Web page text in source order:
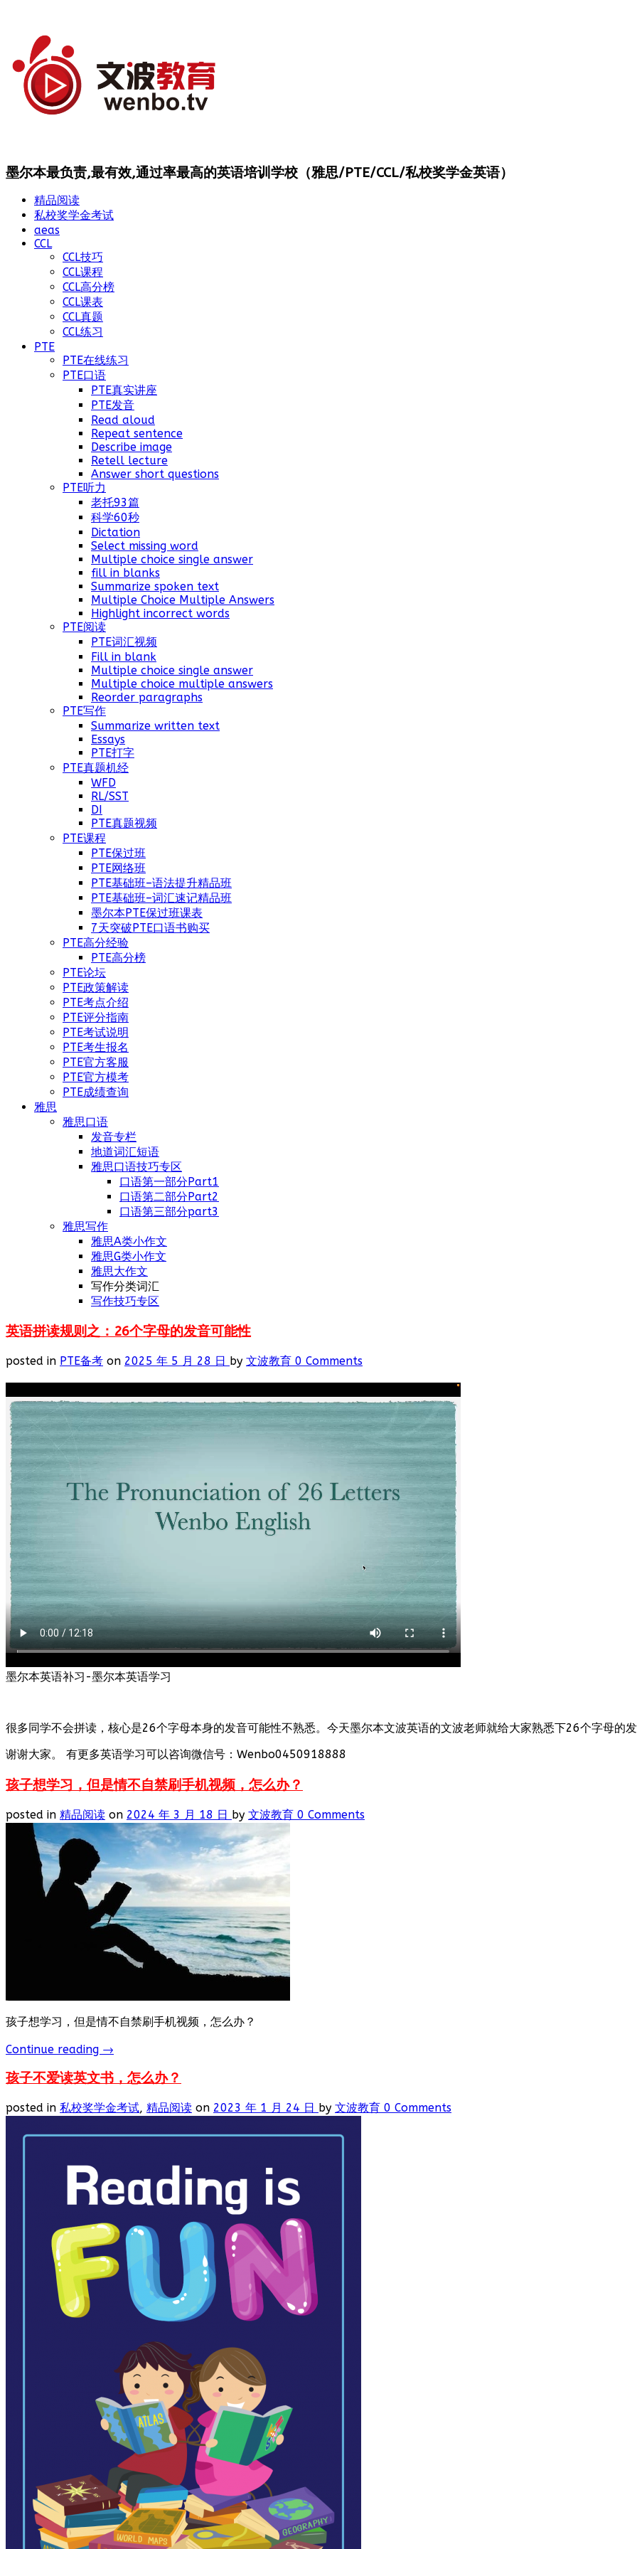
墨尔本最负责,最有效,通过率最高的英语培训学校（雅思/PTE/CCL/私校奖学金英语）
精品阅读
私校奖学金考试
aeas
CCL
CCL技巧
CCL课程
CCL高分榜
CCL课表
CCL真题
CCL练习
PTE
PTE在线练习
PTE口语
PTE真实讲座
PTE发音
Read aloud
Repeat sentence
Describe image
Retell lecture
Answer short questions
PTE听力
老托93篇
科学60秒
Dictation
Select missing word
Multiple choice single answer
fill in blanks
Summarize spoken text
Multiple Choice Multiple Answers
Highlight incorrect words
PTE阅读
PTE词汇视频
Fill in blank
Multiple choice single answer
Multiple choice multiple answers
Reorder paragraphs
PTE写作
Summarize written text
Essays
PTE打字
PTE真题机经
WFD
RL/SST
DI
PTE真题视频
PTE课程
PTE保过班
PTE网络班
PTE基础班–语法提升精品班
PTE基础班–词汇速记精品班
墨尔本PTE保过班课表
7天突破PTE口语书购买
PTE高分经验
PTE高分榜
PTE论坛
PTE政策解读
PTE考点介绍
PTE评分指南
PTE考试说明
PTE考生报名
PTE官方客服
PTE官方模考
PTE成绩查询
雅思
雅思口语
发音专栏
地道词汇短语
雅思口语技巧专区
口语第一部分Part1
口语第二部分Part2
口语第三部分part3
雅思写作
雅思A类小作文
雅思G类小作文
雅思大作文
写作分类词汇
写作技巧专区
英语拼读规则之：26个字母的发音可能性
posted in PTE备考 on 2025 年 5 月 28 日 by 文波教育 0 Comments
墨尔本英语补习-墨尔本英语学习
很多同学不会拼读，核心是26个字母本身的发音可能性不熟悉。今天墨尔本文波英语的文波老师就给大家熟悉下26个字母的发
谢谢大家。 有更多英语学习可以咨询微信号：Wenbo0450918888
孩子想学习，但是情不自禁刷手机视频，怎么办？
posted in 精品阅读 on 2024 年 3 月 18 日 by 文波教育 0 Comments
孩子想学习，但是情不自禁刷手机视频，怎么办？
Continue reading →
孩子不爱读英文书，怎么办？
posted in 私校奖学金考试, 精品阅读 on 2023 年 1 月 24 日 by 文波教育 0 Comments